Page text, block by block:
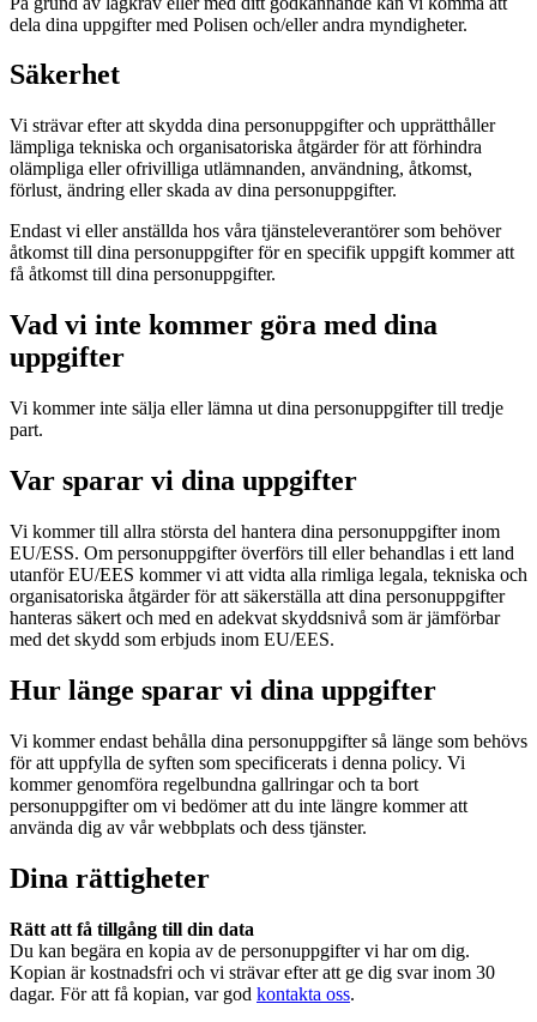
dela dina uppgifter med Polisen och/eller andra myndigheter.
Säkerhet
Vi strävar efter att skydda dina personuppgifter och upprätthåller
lämpliga tekniska och organisatoriska åtgärder för att förhindra
olämpliga eller ofrivilliga utlämnanden, användning, åtkomst,
förlust, ändring eller skada av dina personuppgifter.
Endast vi eller anställda hos våra tjänsteleverantörer som behöver
åtkomst till dina personuppgifter för en specifik uppgift kommer att
få åtkomst till dina personuppgifter.
Vad vi inte kommer göra med dina
uppgifter
Vi kommer inte sälja eller lämna ut dina personuppgifter till tredje
part.
Var sparar vi dina uppgifter
Vi kommer till allra största del hantera dina personuppgifter inom
EU/ESS. Om personuppgifter överförs till eller behandlas i ett land
utanför EU/EES kommer vi att vidta alla rimliga legala, tekniska och
organisatoriska åtgärder för att säkerställa att dina personuppgifter
hanteras säkert och med en adekvat skyddsnivå som är jämförbar
med det skydd som erbjuds inom EU/EES.
Hur länge sparar vi dina uppgifter
Vi kommer endast behålla dina personuppgifter så länge som behövs
för att uppfylla de syften som specificerats i denna policy. Vi
kommer genomföra regelbundna gallringar och ta bort
personuppgifter om vi bedömer att du inte längre kommer att
använda dig av vår webbplats och dess tjänster.
Dina rättigheter
Rätt att få tillgång till din data
Du kan begära en kopia av de personuppgifter vi har om dig.
Kopian är kostnadsfri och vi strävar efter att ge dig svar inom 30
dagar. För att få kopian, var god kontakta oss.